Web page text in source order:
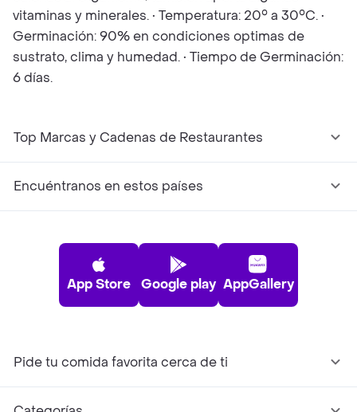
vitaminas y minerales. • Temperatura: 20° a 30°C. •
Germinación: 90% en condiciones optimas de
sustrato, clima y humedad. • Tiempo de Germinación:
6 días.
Top Marcas y Cadenas de Restaurantes
Encuéntranos en estos países
App Store Google play AppGallery
Pide tu comida favorita cerca de ti